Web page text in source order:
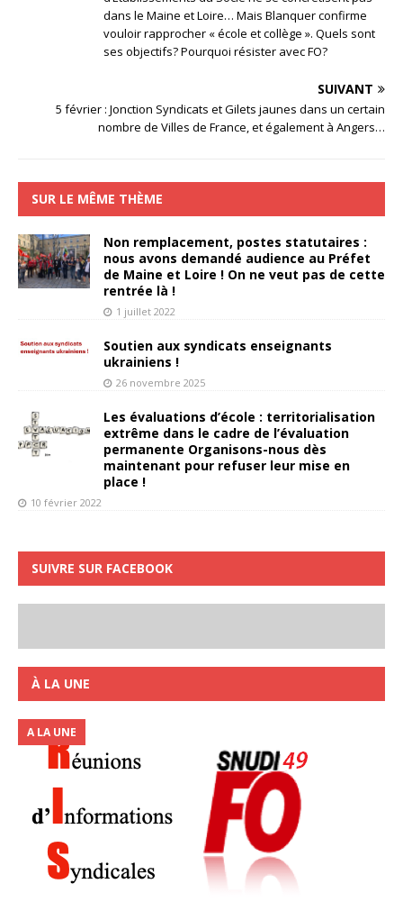
dans le Maine et Loire… Mais Blanquer confirme
vouloir rapprocher « école et collège ». Quels sont
ses objectifs? Pourquoi résister avec FO?
SUIVANT
5 février : Jonction Syndicats et Gilets jaunes dans un certain
nombre de Villes de France, et également à Angers…
SUR LE MÊME THÈME
Non remplacement, postes statutaires :
nous avons demandé audience au Préfet
de Maine et Loire ! On ne veut pas de cette
rentrée là !
1 juillet 2022
Soutien aux syndicats enseignants
ukrainiens !
26 novembre 2025
Les évaluations d’école : territorialisation
extrême dans le cadre de l’évaluation
permanente Organisons-nous dès
maintenant pour refuser leur mise en
place !
10 février 2022
SUIVRE SUR FACEBOOK
À LA UNE
A LA UNE